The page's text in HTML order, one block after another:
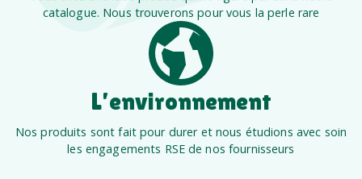
catalogue. Nous trouverons pour vous la perle rare
L’environnement
Nos produits sont fait pour durer et nous étudions avec soin
les engagements RSE de nos fournisseurs